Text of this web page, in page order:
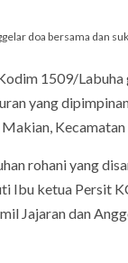
doa bersama dan
1509/
yang
rohani yang
Ibu ketua Persit
Jajaran dan